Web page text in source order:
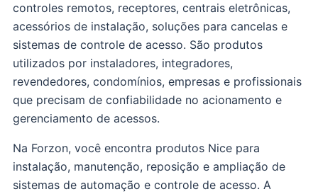
controles remotos, receptores, centrais eletrônicas,
acessórios de instalação, soluções para cancelas e
sistemas de controle de acesso. São produtos
utilizados por instaladores, integradores,
revendedores, condomínios, empresas e profissionais
que precisam de confiabilidade no acionamento e
gerenciamento de acessos.
Na Forzon, você encontra produtos Nice para
instalação, manutenção, reposição e ampliação de
sistemas de automação e controle de acesso. A